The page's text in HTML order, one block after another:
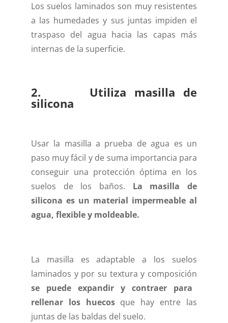
Los suelos laminados son muy resistentes
a las humedades y sus juntas impiden el
traspaso del agua hacia las capas más
internas de la superficie.
2. Utiliza masilla de
silicona
Usar la masilla a prueba de agua es un
paso muy fácil y de suma importancia para
conseguir una protección óptima en los
suelos de los baños. La masilla de
silicona es un material impermeable al
agua, flexible y moldeable.
La masilla es adaptable a los suelos
laminados y por su textura y composición
se puede expandir y contraer para
rellenar los huecosque hay entre las
juntas de las baldas del suelo.